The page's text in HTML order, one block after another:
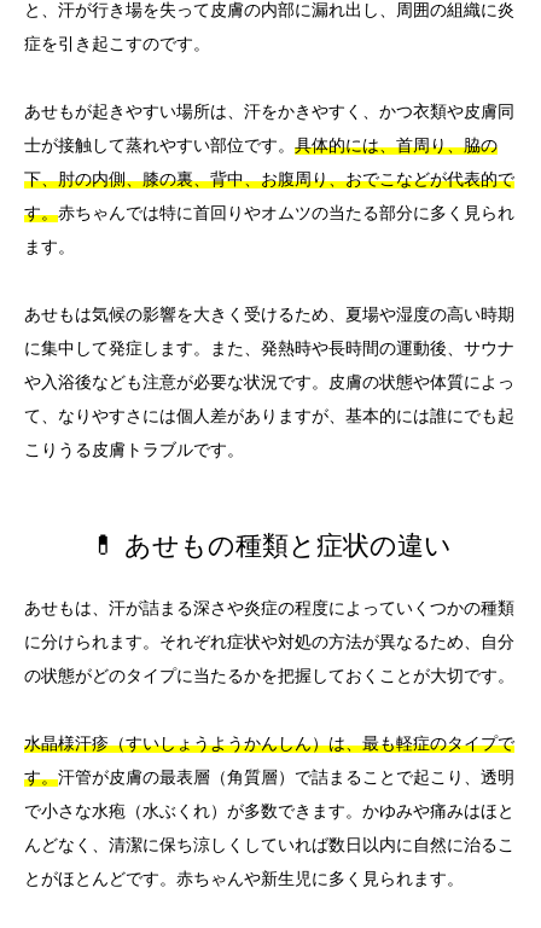
と、汗が行き場を失って皮膚の内部に漏れ出し、周囲の組織に炎
症を引き起こすのです。
あせもが起きやすい場所は、汗をかきやすく、かつ衣類や皮膚同
士が接触して蒸れやすい部位です。 具体的には、首周り、脇の
下、肘の内側、膝の裏、背中、お腹周り、おでこなどが代表的で
す。赤ちゃんでは特に首回りやオムツの当たる部分に多く見られ
ます。
あせもは気候の影響を大きく受けるため、夏場や湿度の高い時期
に集中して発症します。また、発熱時や長時間の運動後、サウナ
や入浴後なども注意が必要な状況です。皮膚の状態や体質によっ
て、なりやすさには個人差がありますが、基本的には誰にでも起
こりうる皮膚トラブルです。
💊 あせもの種類と症状の違い
あせもは、汗が詰まる深さや炎症の程度によっていくつかの種類
に分けられます。それぞれ症状や対処の方法が異なるため、自分
の状態がどのタイプに当たるかを把握しておくことが大切です。
水晶様汗疹（すいしょうようかんしん）は、最も軽症のタイプで
す。汗管が皮膚の最表層（角質層）で詰まることで起こり、透明
で小さな水疱（水ぶくれ）が多数できます。かゆみや痛みはほと
んどなく、清潔に保ち涼しくしていれば数日以内に自然に治るこ
とがほとんどです。赤ちゃんや新生児に多く見られます。